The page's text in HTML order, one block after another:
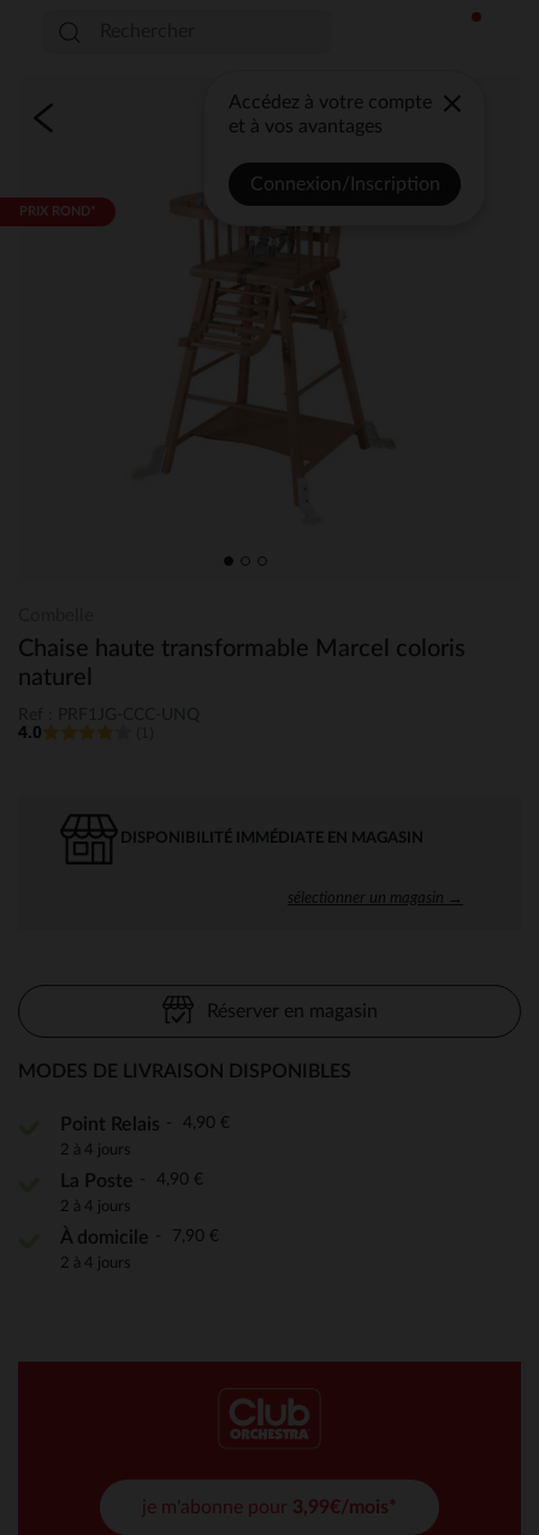
Accédez à votre compte
et à vos avantages
Connexion/Inscription
PRIX ROND*
Chaise haute transformable Marcel coloris
naturel
4.0
DISPONIBILITÉ IMMÉDIATE EN MAGASIN
sélectionner un magasin →
Réserver en magasin
MODES DE LIVRAISON DISPONIBLES
Point Relais 4,90 €
2 à 4 jours
La Poste 4,90 €
2 à 4 jours
À domicile 7,90 €
2 à 4 jours
je m'abonne pour 3,99€/mois*